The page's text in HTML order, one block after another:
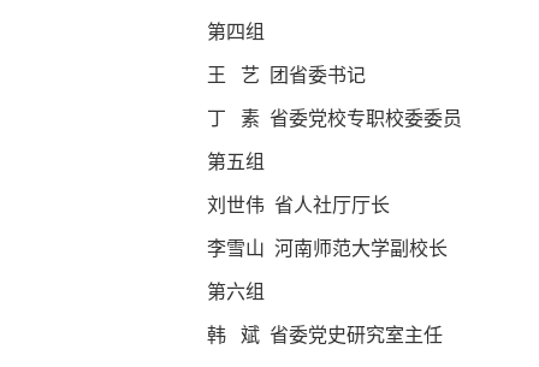
第四组
王 艺 团省委书记
丁 素 省委党校专职校委委员
第五组
刘世伟 省人社厅厅长
李雪山 河南师范大学副校长
第六组
韩 斌 省委党史研究室主任